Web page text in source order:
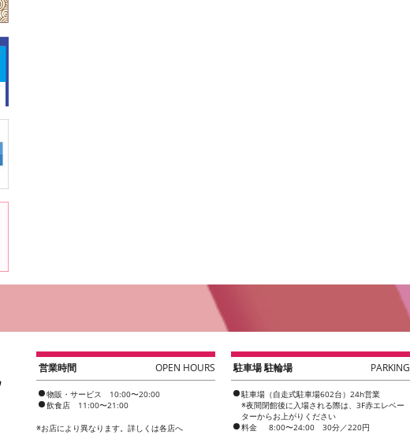
営業時間 OPEN HOURS
物販・サービス 10:00〜20:00
飲食店 11:00〜21:00
※お店により異なります。詳しくは各店へ
駐車場 駐輪場 PARKING
駐車場（自走式駐車場602台）24h営業
※夜間閉館後に入場される際は、3F赤エレベー
ターからお上がりください
料金
8:00〜24:00 30分／220円